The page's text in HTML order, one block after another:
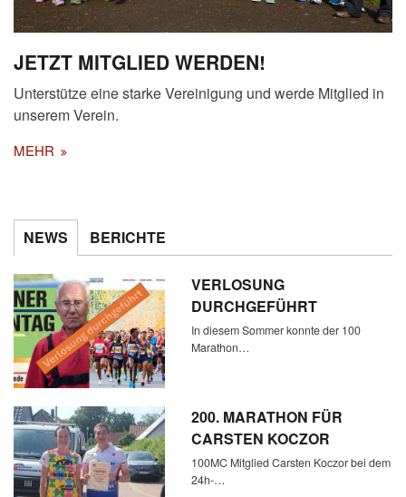
JETZT MITGLIED WERDEN!
Unterstütze eine starke Vereinigung und werde Mitglied in
unserem Verein.
MEHR
NEWS BERICHTE
VERLOSUNG
DURCHGEFÜHRT
In diesem Sommer konnte der 100
Marathon…
200. MARATHON FÜR
CARSTEN KOCZOR
100MC Mitglied Carsten Koczor bei dem
24h-…